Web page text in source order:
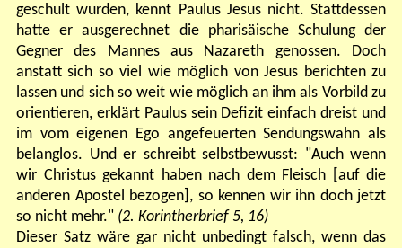
geschult wurden, kennt Paulus Jesus nicht. Stattdessen
hatte er ausgerechnet die pharisäische Schulung der
Gegner des Mannes aus Nazareth genossen. Doch
anstatt sich so viel wie möglich von Jesus berichten zu
lassen und sich so weit wie möglich an ihm als Vorbild zu
orientieren, erklärt Paulus sein Defizit einfach dreist und
im vom eigenen Ego angefeuerten Sendungswahn als
belanglos. Und er schreibt selbstbewusst: "Auch wenn
wir Christus gekannt haben nach dem Fleisch [auf die
anderen Apostel bezogen], so kennen wir ihn doch jetzt
so nicht mehr." (2. Korintherbrief 5, 16)
Dieser Satz wäre gar nicht unbedingt falsch, wenn das